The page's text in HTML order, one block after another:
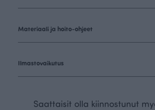
Materiaali ja hoito-ohjeet
Ilmastovaikutus
Saattaisit olla kiinnostunut